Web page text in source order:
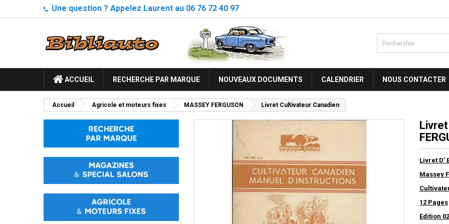
Une question ? Appelez Laurent au 06 76 72 40 97
ACCUEIL RECHERCHE PAR MARQUE NOUVEAUX DOCUMENTS CALENDRIER NOUS CONTACTER
Accueil Agricole et moteurs fixes MASSEY FERGUSON Livret Cultivateur Canadien
Livret D'
Massey
12 Pages
Edition